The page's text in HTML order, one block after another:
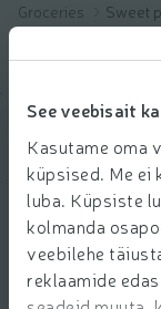
See veebisait
Kasutame oma
küpsised. Me ei
luba. Küpsiste
kolmanda
veebilehe
reklaamide
Groceries Sweet